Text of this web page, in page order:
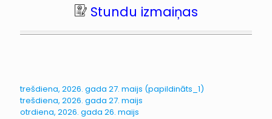
Stundu izmaiņas
trešdiena, 2026. gada 27. maijs (papildināts_1)
trešdiena, 2026. gada 27. maijs
otrdiena, 2026. gada 26. maijs